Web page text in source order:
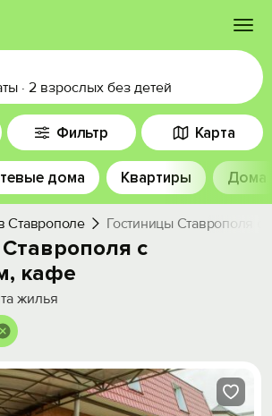
объект
· 2 взрослых без детей
Фильтр Карта
дома Квартиры Дома
Ставрополе Гостиницы Ставрополя с
с
кафе
жилья